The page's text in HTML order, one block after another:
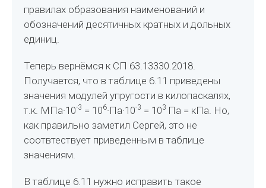
правилах образования наименований и
обозначений десятичных кратных и дольных
единиц.
Теперь вернёмся к СП 63.13330.2018.
Получается, что в таблице 6.11 приведены
значения модулей упругости в килопаскалях,
т.к. МПа·10-3 = 106·Па·10-3 = 103 Па = кПа. Но,
как правильно заметил Сергей, это не
соотвтествует приведенным в таблице
значениям.
В таблице 6.11 нужно исправить такое